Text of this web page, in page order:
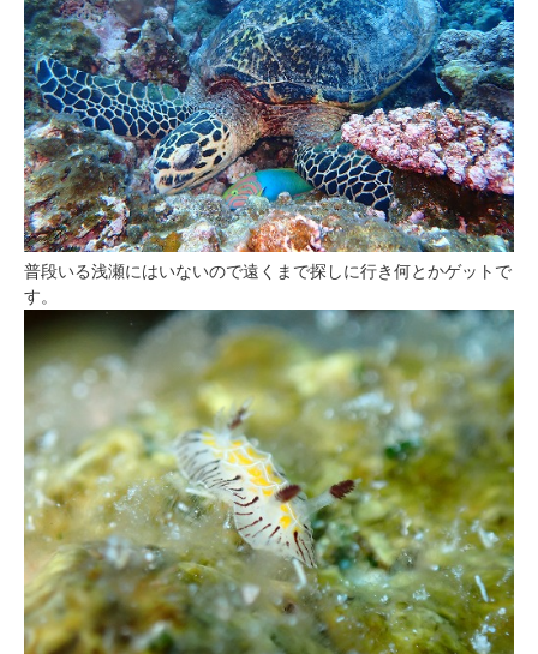
普段いる浅瀬にはいないので遠くまで探しに行き何とかゲットで
す。